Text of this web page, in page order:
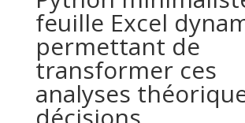
feuille Excel
permettant de
transformer ces
analyses